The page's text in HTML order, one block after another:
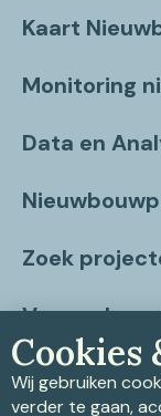
Kaart
Monitoring
Data en
Zoek
Vragen
Contact
Cookies
Wij gebruiken
verder te gaan,